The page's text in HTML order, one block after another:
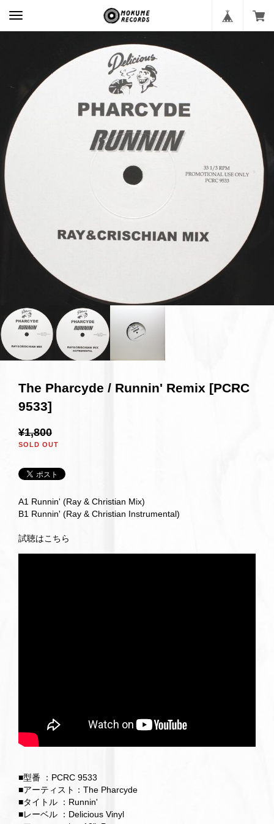
The Pharcyde / Runnin' Remix [PCRC
9533]
¥1,800
SOLD OUT
A1 Runnin' (Ray & Christian Mix)
B1 Runnin' (Ray & Christian Instrumental)
試聴はこちら
■型番 ：PCRC 9533
■アーティスト：The Pharcyde
■タイトル ：Runnin'
■レーベル ：Delicious Vinyl